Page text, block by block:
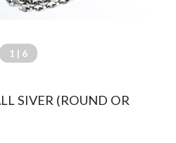
1 | 6
SIVER (ROUND OR